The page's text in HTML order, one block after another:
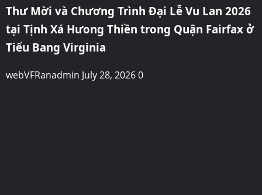
Thư Mời và Chương Trình Đại Lễ Vu Lan 2026
tại Tịnh Xá Hưong Thiền trong Quận Fairfax ở
Tiểu Bang Virginia
webVFRanadmin July 28, 20260